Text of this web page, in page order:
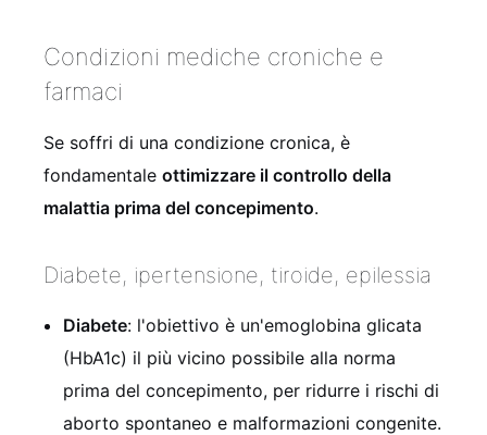
Condizioni mediche croniche e
farmaci
Se soffri di una condizione cronica, è
fondamentale ottimizzare il controllo della
malattia prima del concepimento.
Diabete, ipertensione, tiroide, epilessia
Diabete: l'obiettivo è un'emoglobina glicata
(HbA1c) il più vicino possibile alla norma
prima del concepimento, per ridurre i rischi di
aborto spontaneo e malformazioni congenite.